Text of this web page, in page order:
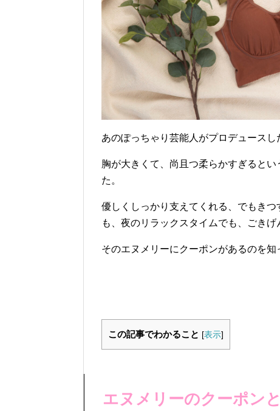
あのぽっちゃり芸能人がプロデュースし
胸が大きくて、尚且つ柔らかすぎると
た。
優しくしっかり支えてくれる、でもき
も、夜のリラックスタイムでも、ごきげ
そのエヌメリーにクーポンがあるのを知
この記事でわかること [表示]
エヌメリーのクーポン